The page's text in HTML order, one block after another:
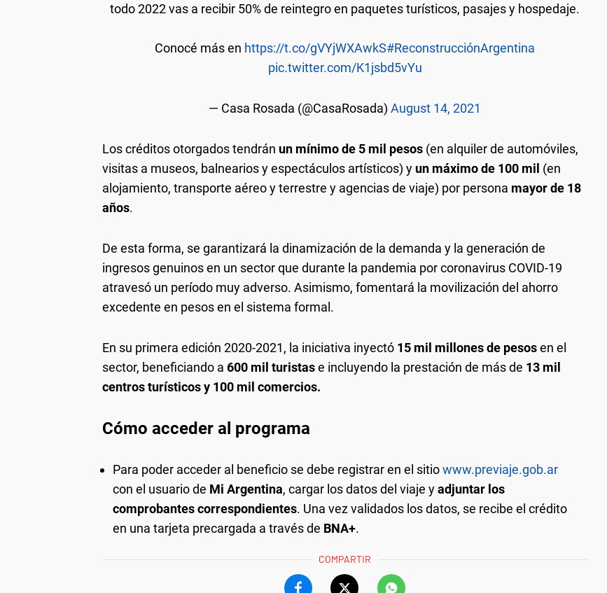
todo 2022 vas a recibir 50% de reintegro en paquetes turísticos, pasajes y hospedaje.
Conocé más en https://t.co/gVYjWXAwkS#ReconstrucciónArgentina
pic.twitter.com/K1jsbd5vYu
— Casa Rosada (@CasaRosada)August 14, 2021
Los créditos otorgados tendrán un mínimo de 5 mil pesos (en alquiler de automóviles,
visitas a museos, balnearios y espectáculos artísticos) y un máximo de 100 mil (en
alojamiento, transporte aéreo y terrestre y agencias de viaje) por persona mayor de 18
años.
De esta forma, se garantizará la dinamización de la demanda y la generación de
ingresos genuinos en un sector que durante la pandemia por coronavirus COVID-19
atravesó un período muy adverso. Asimismo, fomentará la movilización del ahorro
excedente en pesos en el sistema formal.
En su primera edición 2020-2021, la iniciativa inyectó 15 mil millones de pesosen el
sector, beneficiando a 600 mil turistase incluyendo la prestación de más de 13 mil
centros turísticos y 100 mil comercios.
Cómo acceder al programa
Para poder acceder al beneficio se debe registrar en el sitiowww.previaje.gob.ar
con el usuario de Mi Argentina, cargar los datos del viaje yadjuntar los
comprobantes correspondientes. Una vez validados los datos, se recibe el crédito
en una tarjeta precargada a través de BNA+.
COMPARTIR